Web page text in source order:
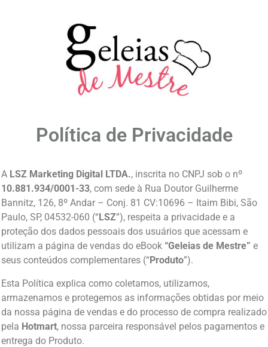
Política de Privacidade
A LSZ Marketing Digital LTDA., inscrita no CNPJ sob o nº
10.881.934/0001-33, com sede à Rua Doutor Guilherme
Bannitz, 126, 8º Andar – Conj. 81 CV:10696 – Itaim Bibi, São
Paulo, SP, 04532-060 (“LSZ”), respeita a privacidade e a
proteção dos dados pessoais dos usuários que acessam e
utilizam a página de vendas do eBook “Geleias de Mestre” e
seus conteúdos complementares (“Produto”).
Esta Política explica como coletamos, utilizamos,
armazenamos e protegemos as informações obtidas por meio
da nossa página de vendas e do processo de compra realizado
pela Hotmart, nossa parceira responsável pelos pagamentos e
entrega do Produto.